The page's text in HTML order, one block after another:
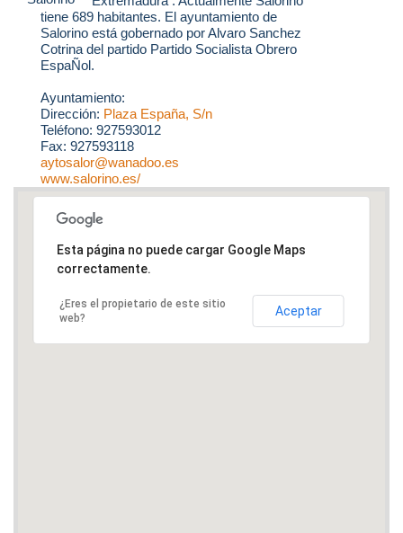
tiene 689 habitantes. El ayuntamiento de
Salorino está gobernado por Alvaro Sanchez
Cotrina del partido Partido Socialista Obrero
EspaÑol.
Ayuntamiento:
Dirección: Plaza España, S/n
Teléfono: 927593012
Fax: 927593118
aytosalor@wanadoo.es
www.salorino.es/
Esta página no puede cargar Google Maps
correctamente.
¿Eres el propietario de este sitio
web?
Aceptar